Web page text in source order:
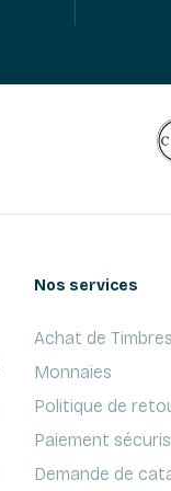
Nos services
Achat de
Monnaies
Politique de
Paiement
Demande de